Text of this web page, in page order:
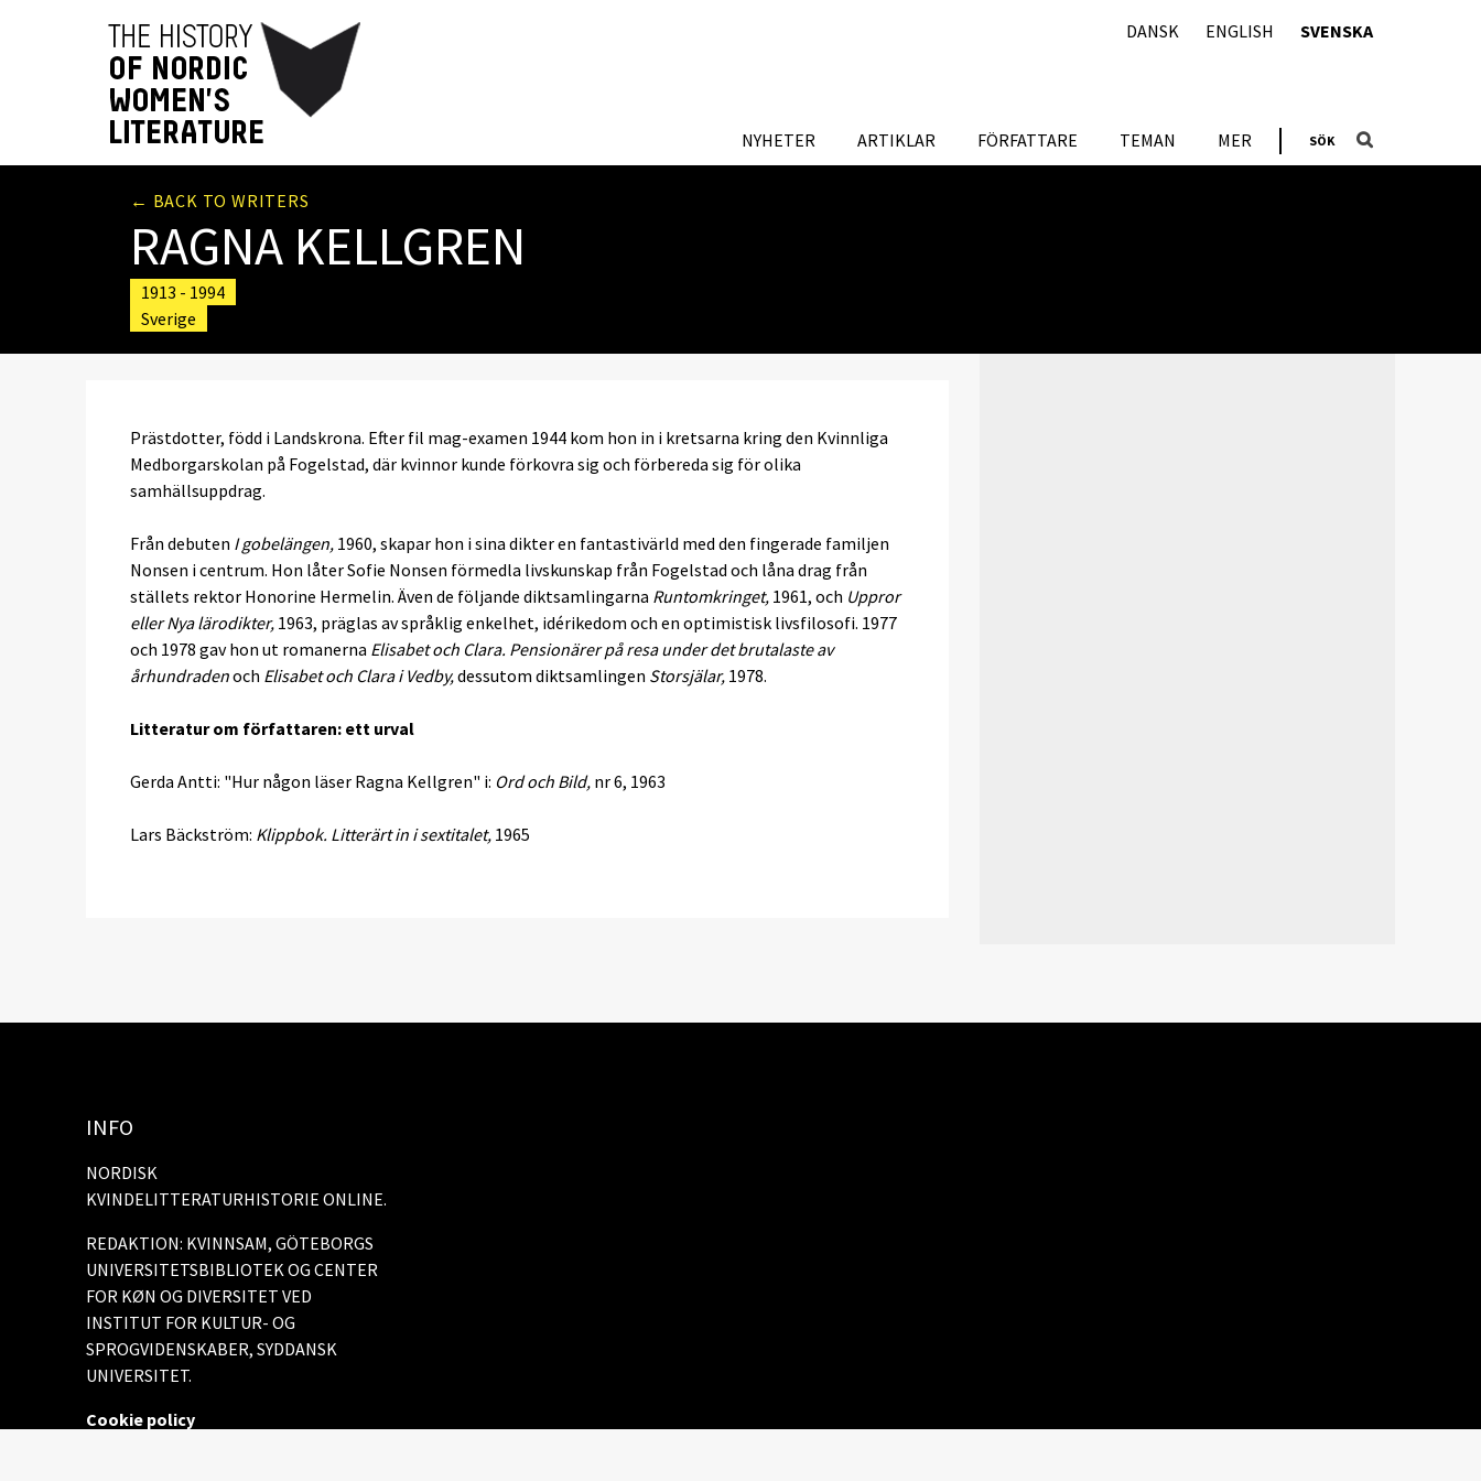
NYHETER ARTIKLAR FÖRFATTARE TEMAN MER SÖK
DANSK ENGLISH SVENSKA
← BACK TO WRITERS
RAGNA KELLGREN
1913 - 1994
Sverige
Prästdotter, född i Landskrona. Efter fil mag-examen 1944 kom hon in i kretsarna kring den Kvinnliga
Medborgarskolan på Fogelstad, där kvinnor kunde förkovra sig och förbereda sig för olika
samhällsuppdrag.
Från debuten I gobelängen, 1960, skapar hon i sina dikter en fantastivärld med den fingerade familjen
Nonsen i centrum. Hon låter Sofie Nonsen förmedla livskunskap från Fogelstad och låna drag från
ställets rektor Honorine Hermelin. Även de följande diktsamlingarna Runtomkringet, 1961, och Uppror
eller Nya lärodikter, 1963, präglas av språklig enkelhet, idérikedom och en optimistisk livsfilosofi. 1977
och 1978 gav hon ut romanerna Elisabet och Clara. Pensionärer på resa under det brutalaste av
århundradenoch Elisabet och Clara i Vedby,dessutom diktsamlingen Storsjälar, 1978.
Litteratur om författaren: ett urval
Gerda Antti: "Hur någon läser Ragna Kellgren" i: Ord och Bild, nr 6, 1963
Lars Bäckström: Klippbok. Litterärt in i sextitalet, 1965
INFO
NORDISK
KVINDELITTERATURHISTORIE ONLINE.
REDAKTION: KVINNSAM, GÖTEBORGS
UNIVERSITETSBIBLIOTEK OG CENTER
FOR KØN OG DIVERSITET VED
INSTITUT FOR KULTUR- OG
SPROGVIDENSKABER, SYDDANSK
UNIVERSITET.
Cookie policy